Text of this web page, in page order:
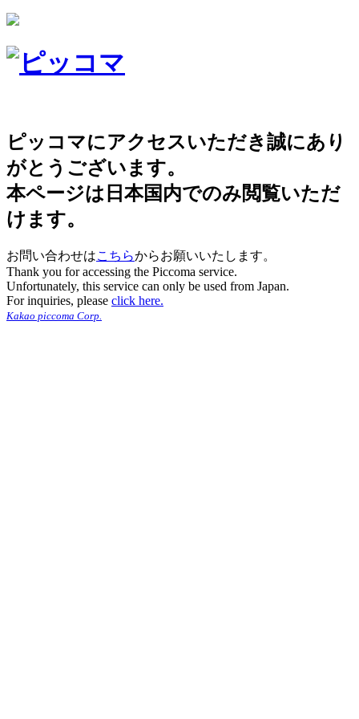
ピッコマにアクセスいただき誠にあり
がとうございます。
本ページは日本国内でのみ閲覧いただ
けます。
お問い合わせはこちらからお願いいたします。
Thank you for accessing the Piccoma service.
Unfortunately, this service can only be used from Japan.
For inquiries, please click here.
Kakao piccoma Corp.